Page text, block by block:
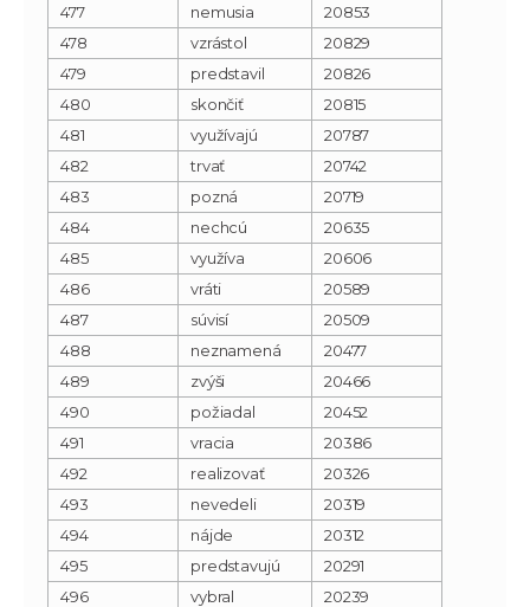
477
nemusia
20853
478
vzrástol
20829
479
predstavil
20826
480
skončiť
20815
481
využívajú
20787
482
trvať
20742
483
pozná
20719
484
nechcú
20635
485
využíva
20606
486
vráti
20589
487
súvisí
20509
488
neznamená
20477
489
zvýši
20466
490
požiadal
20452
491
vracia
20386
492
realizovať
20326
493
nevedeli
20319
494
nájde
20312
495
predstavujú
20291
496
vybral
20239